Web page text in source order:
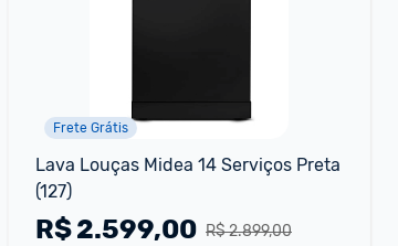
Frete Grátis
Lava Louças Midea 14 Serviços Preta
(127)
R$ 2.899,00
R$2.599,00